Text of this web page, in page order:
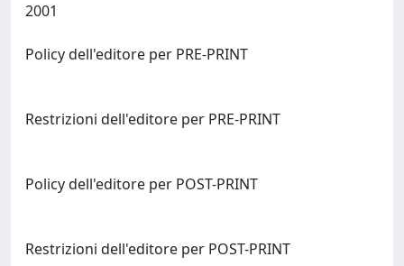
Policy dell'editore per PRE-PRINT
Restrizioni dell'editore per PRE-PRINT
Policy dell'editore per POST-PRINT
Restrizioni dell'editore per POST-PRINT